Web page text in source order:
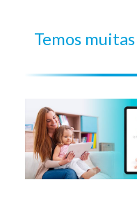
Temos muitas